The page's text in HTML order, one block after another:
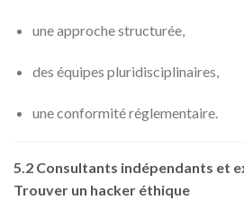
une approche structurée,
des équipes pluridisciplinaires,
une conformité réglementaire.
5.2 Consultants indépendants et
Trouver un hacker éthique